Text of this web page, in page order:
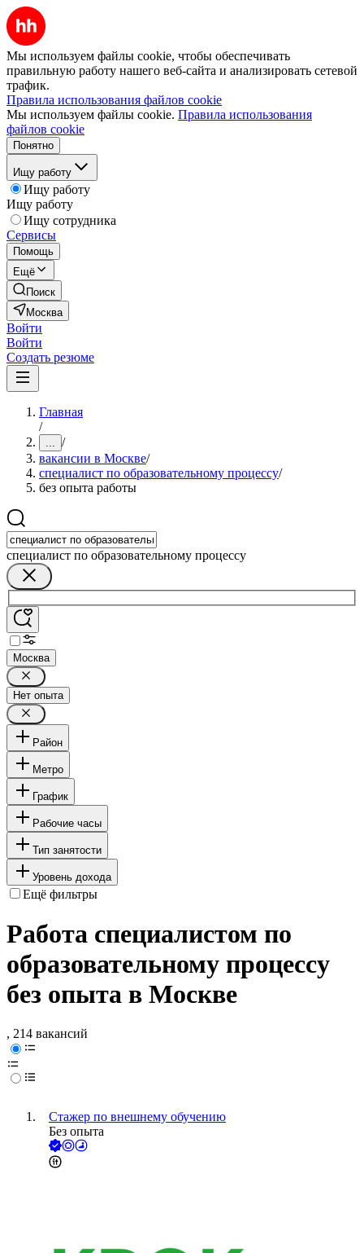
Мы используем файлы cookie, чтобы обеспечивать
правильную работу нашего веб-сайта и анализировать сетевой
трафик.
Правила использования файлов cookie
Мы используем файлы cookie. Правила использования
файлов cookie
Понятно
Ищу работу
Ищу работу
Ищу работу
Ищу сотрудника
Сервисы
Помощь
Ещё
Поиск
Москва
Войти
Войти
Создать резюме
Главная
/
... /
вакансии в Москве/
специалист по образовательному процессу/
без опыта работы
специалист по образовательному процессу
Москва
Нет опыта
Район
Метро
График
Рабочие часы
Тип занятости
Уровень дохода
Ещё фильтры
Работа специалистом по
образовательному процессу
без опыта в Москве
, 214 вакансий
Стажер по внешнему обучению
Без опыта